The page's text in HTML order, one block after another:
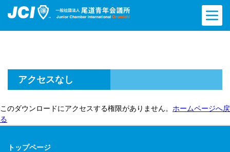
アクセスなし
このダウンロードにアクセスする権限がありません。 ホームページへ戻
る
トップページ